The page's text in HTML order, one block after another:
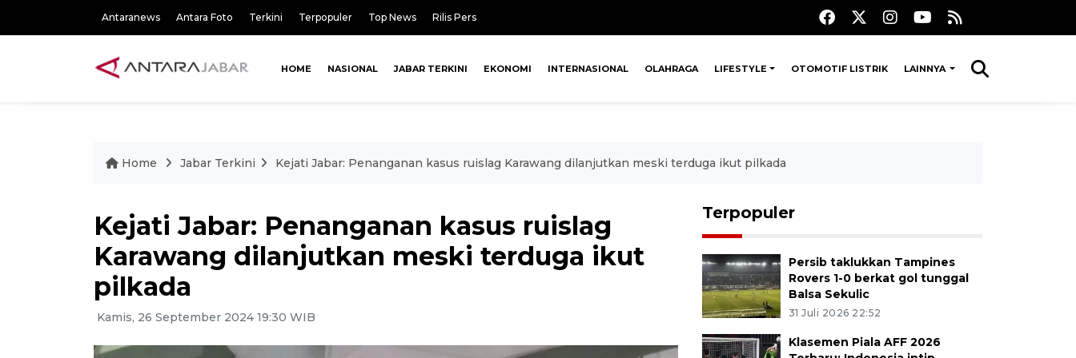
Antaranews Antara Foto Terkini Terpopuler Top News Rilis Pers
HOME NASIONAL JABAR TERKINI EKONOMI INTERNASIONAL OLAHRAGA LIFESTYLE OTOMOTIF LISTRIK LAINNYA
Home Jabar Terkini Kejati Jabar: Penanganan kasus ruislag Karawang dilanjutkan meski terduga ikut pilkada
Kejati Jabar: Penanganan kasus ruislag
Karawang dilanjutkan meski terduga ikut
pilkada
Kamis, 26 September 2024 19:30 WIB
Terpopuler
Persib taklukkan Tampines
Rovers 1-0 berkat gol tunggal
Balsa Sekulic
31 Juli 2026 22:52
Klasemen Piala AFF 2026